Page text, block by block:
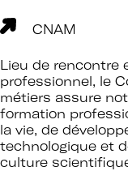
CNAM
Lieu de rencontre
professionnel, le
métiers assure
formation
la vie, de
technologique et
culture